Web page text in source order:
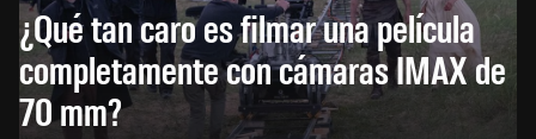
¿Qué tan caro es filmar una película
completamente con cámaras IMAX de
70 mm?